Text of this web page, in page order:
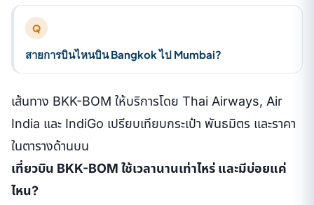
Q
สายการบินไหนบิน Bangkok ไป Mumbai?
เส้นทาง BKK-BOM ให้บริการโดย Thai Airways, Air
India และ IndiGo เปรียบเทียบกระเป๋า พันธมิตร และราคา
ในตารางด้านบน
เที่ยวบิน BKK-BOM ใช้เวลานานเท่าไหร่ และมีบ่อยแค่
ไหน?